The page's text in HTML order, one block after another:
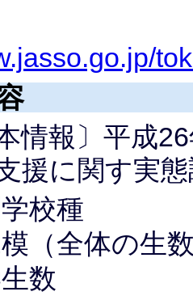
情報〕平成
援に関す実
校種
（全体の生
数